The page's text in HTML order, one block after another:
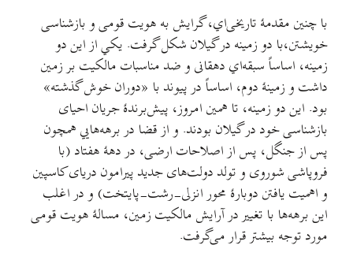
با چنین مقدمهٔ تاریخی‌اي، گرایش به هویت قومی و بازشناسی
خویشتن،با دو زمینه در گیلان شکل گرفت. یکي از این دو
زمینه، اساساً سبقه‌اي دهقانی و ضد مناسبات مالکیت بر زمین
داشت و زمینهٔ دوم، اساساً در پیوند با «دوران خوش گذشته»
بود. این دو زمینه، تا همین امروز، پیش‌برندهٔ جریان احیای
بازشناسی خود در گیلان بودند. و از قضا در برهه‌هایي همچون
پس از جنگل، پس از اصلاحات ارضی، در دههٔ هفتاد (با
فروپاشی شوروی و تولد دولت‌های جدید پیرامون دریای کاسپین
و اهمیت یافتن دوبارهٔ محور انزلی-رشت-پایتخت) و در اغلب
این برهه‌ها با تغییر در آرایش مالکیت زمین، مسالهٔ هویت قومی
مورد توجه بیشتر قرار می‌گرفت.